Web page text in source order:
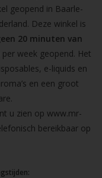
geopend in Baarle-
Deze winkel is
20 minuten van
week geopend. Het
e-liquids en
en een groot
u zien op www.mr-
bereikbaar op